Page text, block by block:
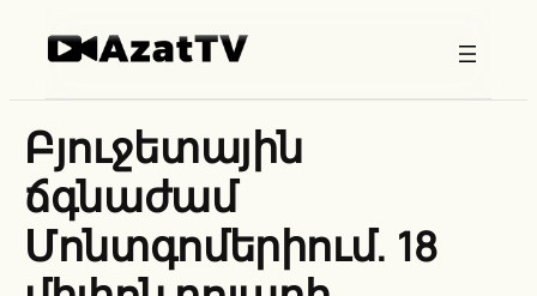
Բյուջետային
ճգնաժամ
Մոնտգոմերիում. 18